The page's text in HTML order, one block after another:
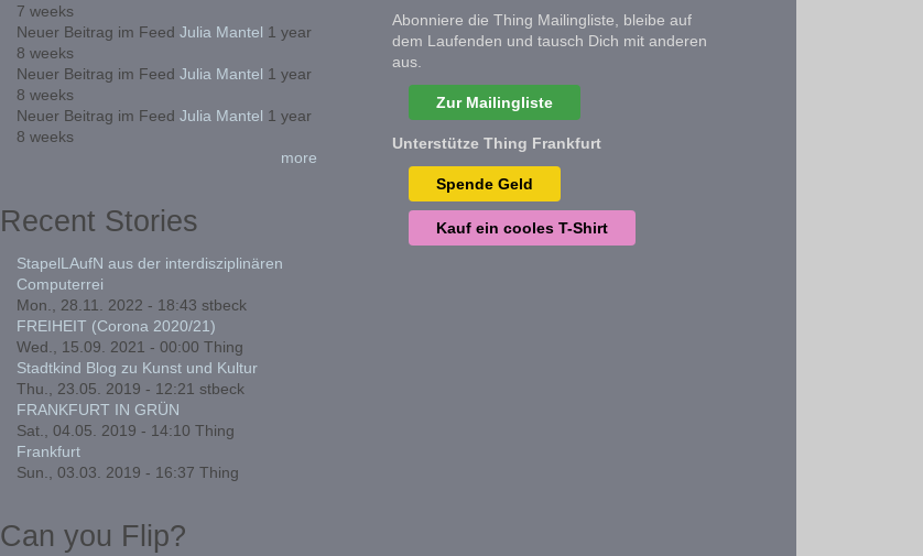
7 weeks
Neuer Beitrag im Feed Julia Mantel 1 year
8 weeks
Neuer Beitrag im Feed Julia Mantel 1 year
8 weeks
Neuer Beitrag im Feed Julia Mantel 1 year
8 weeks
more
Recent Stories
StapelLAufN aus der interdisziplinären
Computerrei
Mon., 28.11. 2022 - 18:43 stbeck
FREIHEIT (Corona 2020/21)
Wed., 15.09. 2021 - 00:00 Thing
Stadtkind Blog zu Kunst und Kultur
Thu., 23.05. 2019 - 12:21 stbeck
FRANKFURT IN GRÜN
Sat., 04.05. 2019 - 14:10 Thing
Frankfurt
Sun., 03.03. 2019 - 16:37 Thing
Can you Flip?
Abonniere die Thing Mailingliste, bleibe auf
dem Laufenden und tausch Dich mit anderen
aus.
Zur Mailingliste
Unterstütze Thing Frankfurt
Spende Geld
Kauf ein cooles T-Shirt